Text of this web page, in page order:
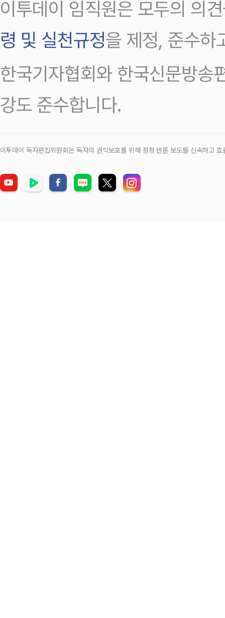
이투데이 임직원은 모두의 의
령 및 실천규정을 제정, 준수하
한국기자협회와 한국신문방송
강도 준수합니다.
이투데이 독자편집위원회는 독자의 권익보호를 위해 정정‧반론 보도를 신속하고